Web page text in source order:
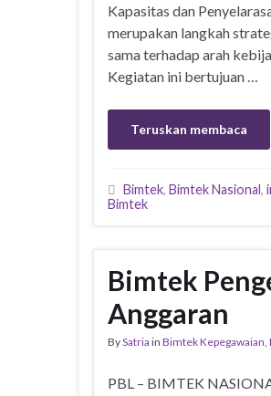
Kapasitas dan
merupakan langkah
sama terhadap arah
Kegiatan ini bertujuan …
Teruskan membaca
Bimtek, Bimtek Nasional,
Bimtek
Bimtek
Anggaran
BySatria in Bimtek Kepegawaian
PBL – BIMTEK